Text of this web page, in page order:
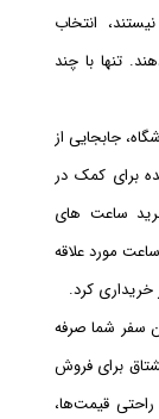
انتخاب
تنها با چند
جابجایی از
برای کمک در
ساعت های
مورد علاقه
خریداری کرد.
سفر شما صرفه
برای فروش
قیمت‌ها،